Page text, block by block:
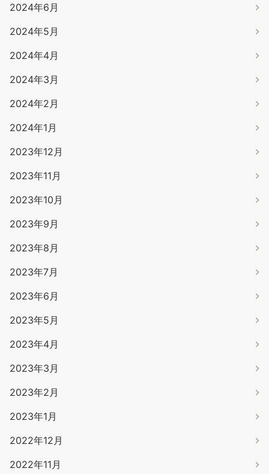
2024年6月
2024年5月
2024年4月
2024年3月
2024年2月
2024年1月
2023年12月
2023年11月
2023年10月
2023年9月
2023年8月
2023年7月
2023年6月
2023年5月
2023年4月
2023年3月
2023年2月
2023年1月
2022年12月
2022年11月